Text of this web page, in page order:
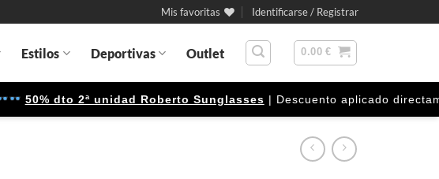
Mis favoritas Identificarse / Registrar
Estilos Deportivas Outlet 0.00€
50% dto 2ª unidad Roberto Sunglasses | Descuento aplicado